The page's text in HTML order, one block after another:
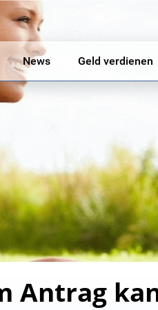
News Geld verdienen
Antrag